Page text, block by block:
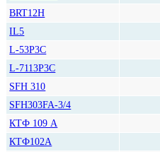
BRT12H
IL5
L-53P3C
L-7113P3C
SFH 310
SFH303FA-3/4
КТФ 109 А
КТФ102А